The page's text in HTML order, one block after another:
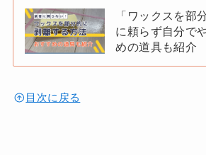
「ワックスを部
に頼らず自分で
めの道具も紹介
目次に戻る